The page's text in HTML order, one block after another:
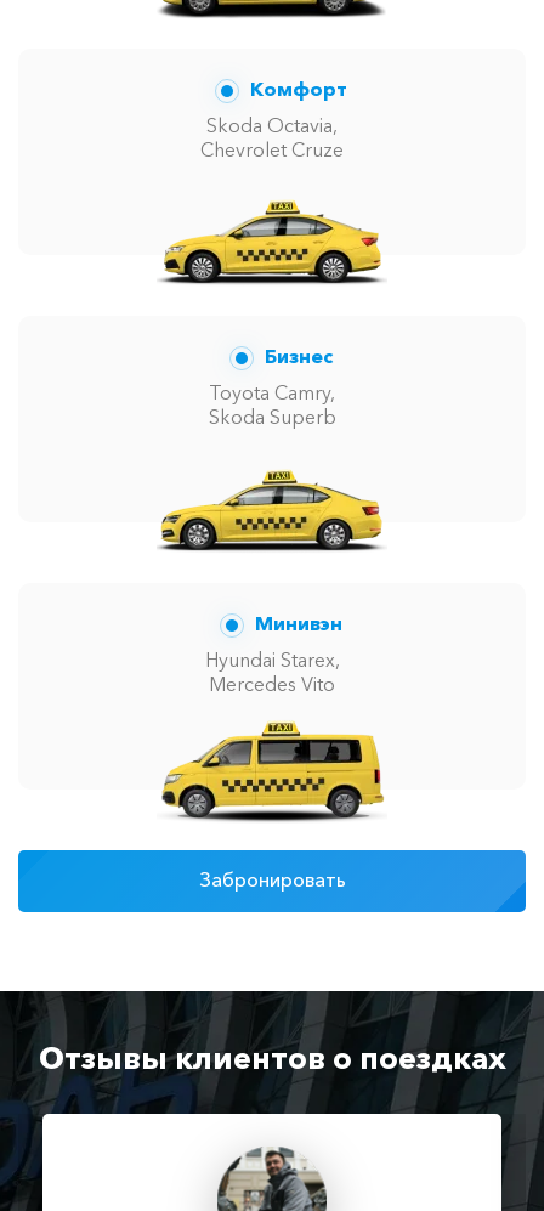
Комфорт
Skoda Octavia,
Chevrolet Cruze
Бизнес
Toyota Camry,
Skoda Superb
Минивэн
Hyundai Starex,
Mercedes Vito
Забронировать
Отзывы клиентов о поездках